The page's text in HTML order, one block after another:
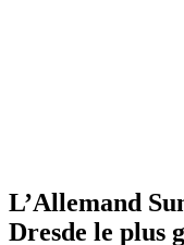
L’Allemand
Dresde le plus